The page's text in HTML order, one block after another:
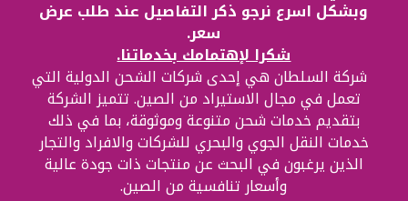
وبشكل اسرع نرجو ذكر التفاصيل عند طلب عرض
سعر.
شكرا لإهتمامك بخدماتنا.
شركة السلطان هي إحدى شركات الشحن الدولية التي
تعمل في مجال الاستيراد من الصين. تتميز الشركة
بتقديم خدمات شحن متنوعة وموثوقة، بما في ذلك
خدمات النقل الجوي والبحري للشركات والافراد والتجار
الذين يرغبون في البحث عن منتجات ذات جودة عالية
وأسعار تنافسية من الصين.